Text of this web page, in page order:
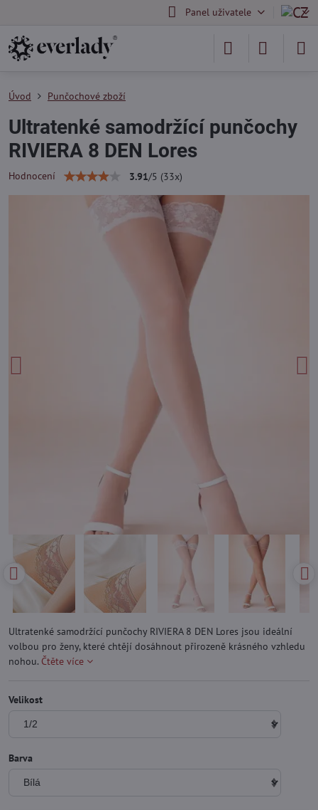
Panel uživatele
Úvod Punčochové zboží
Ultratenké samodržící punčochy
RIVIERA 8 DEN Lores
Hodnocení 3.91/5 (33x)
Ultratenké samodržící punčochy RIVIERA 8 DEN Lores jsou ideální
volbou pro ženy, které chtějí dosáhnout přirozeně krásného vzhledu
nohou. Čtěte více
Velikost
Barva